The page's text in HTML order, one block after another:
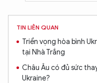
TIN LIÊN QUAN
Triển vọng hòa bình
tại Nhà Trắng
Châu Âu có đủ sức
Ukraine?